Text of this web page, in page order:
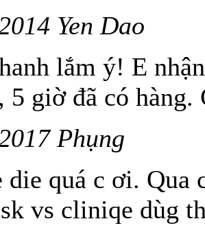
Yen Dao
lắm ý! E
5 giờ đã có hàng.
Phụng
die quá c ơi.
vs cliniqe dùg